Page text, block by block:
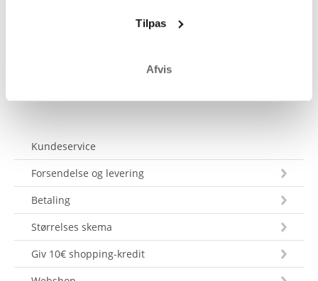
Tilpas
Afvis
Tel: +31 73 303 41 75 (man–fre, 09:00–12:00).
Send en besked
Kundeservice
Forsendelse og levering
Betaling
Størrelses skema
Giv 10€ shopping-kredit